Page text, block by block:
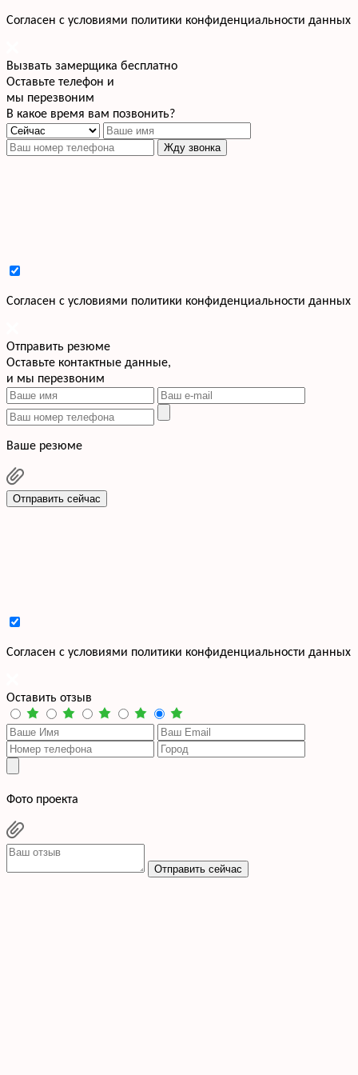
Cогласен с условиями политики конфиденциальности данных
Вызвать замерщика бесплатно
Оставьте телефон и
мы перезвоним
В какое время вам позвонить?
Жду звонка
Cогласен с условиями политики конфиденциальности данных
Отправить резюме
Оставьте контактные данные,
и мы перезвоним
Ваше резюме
Отправить сейчас
Cогласен с условиями политики конфиденциальности данных
Оставить отзыв
Фото проекта
Отправить сейчас